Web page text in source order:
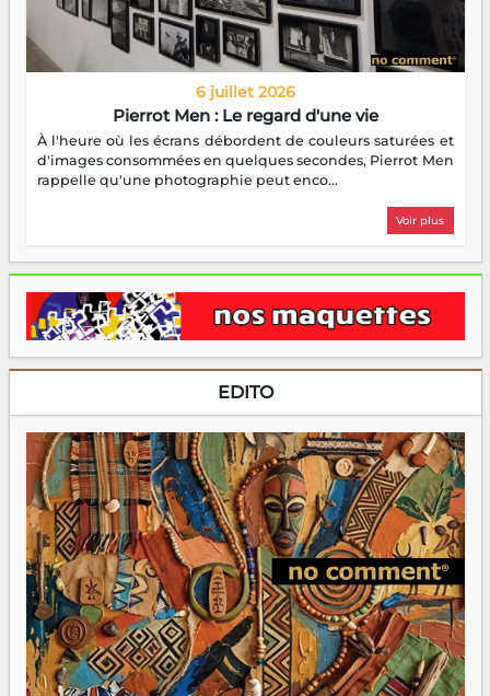
6 juillet 2026
Pierrot Men : Le regard d'une vie
À l'heure où les écrans débordent de couleurs saturées et
d'images consommées en quelques secondes, Pierrot Men
rappelle qu'une photographie peut enco...
Voir plus
EDITO